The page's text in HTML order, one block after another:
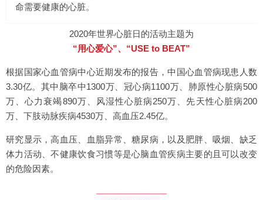
命需要健康的心脏。
2020年世界心脏日的活动主题为
“用心爱心”、“USE to BEAT”
根据国家心血管病中心近期发布的报告，中国心血管病现患人数
3.30亿。其中脑卒中1300万、冠心病1100万、肺原性心脏病500
万、心力衰竭890万、风湿性心脏病250万、先天性心脏病200
万、下肢动脉疾病4530万、高血压2.45亿。
研究显示，高血压、血脂异常、糖尿病，以及肥胖、吸烟、缺乏
体力活动、不健康饮食习惯等是心脑血管疾病主要的且可以改变
的危险因素。